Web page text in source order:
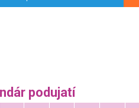
podujatí